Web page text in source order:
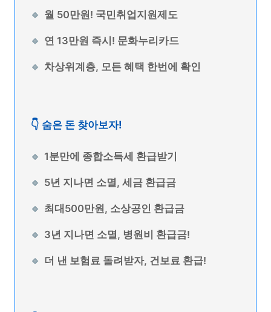
월 50만원! 국민취업지원제도
연 13만원 즉시! 문화누리카드
차상위계층, 모든 혜택 한번에 확인
👇 숨은 돈 찾아보자!
1분만에 종합소득세 환급받기
5년 지나면 소멸, 세금 환급금
최대500만원, 소상공인 환급금
3년 지나면 소멸, 병원비 환급금!
더 낸 보험료 돌려받자, 건보료 환급!